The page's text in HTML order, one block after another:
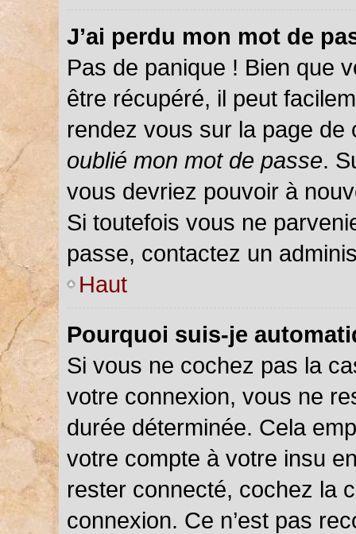
J’ai perdu mon mot de
Pas de panique ! Bien que
être récupéré, il peut
rendez vous sur la page
oublié mon mot de passe.
vous devriez pouvoir à
Si toutefois vous ne
passe, contactez un
Haut
Pourquoi suis-je
Si vous ne cochez pas la
votre connexion, vous ne
durée déterminée. Cela
votre compte à votre insu
rester connecté, cochez la
connexion. Ce n’est pas